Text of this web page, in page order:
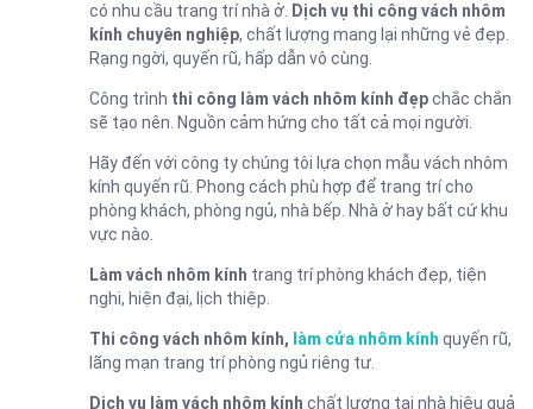
có nhu cầu trang trí nhà ở. Dịch vụ thi công vách nhôm
kính chuyên nghiệp, chất lượng mang lại những vẻ đẹp.
Rạng ngời, quyến rũ, hấp dẫn vô cùng.
Công trình thi công làm vách nhôm kính đẹpchắc chắn
sẽ tạo nên. Nguồn cảm hứng cho tất cả mọi người.
Hãy đến với công ty chúng tôi lựa chọn mẫu vách nhôm
kính quyến rũ. Phong cách phù hợp để trang trí cho
phòng khách, phòng ngủ, nhà bếp. Nhà ở hay bất cứ khu
vực nào.
Làm vách nhôm kính trang trí phòng khách đẹp, tiện
nghi, hiện đại, lịch thiệp.
Thi công vách nhôm kính, làm cửa nhôm kính quyến rũ,
lãng mạn trang trí phòng ngủ riêng tư.
Dịch vụ làm vách nhôm kính chất lượng tại nhà hiệu quả